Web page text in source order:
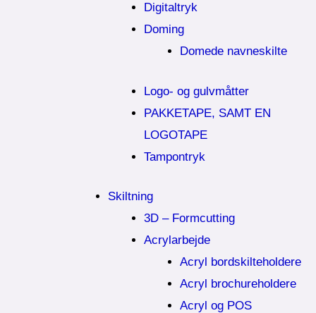
Digitaltryk
Doming
Domede navneskilte
Logo- og gulvmåtter
PAKKETAPE, SAMT EN
LOGOTAPE
Tampontryk
Skiltning
3D – Formcutting
Acrylarbejde
Acryl bordskilteholdere
Acryl brochureholdere
Acryl og POS